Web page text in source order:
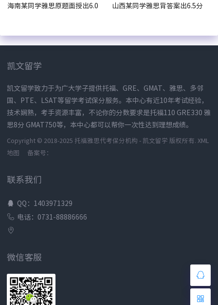
海南某同学雅思原题面授出6.0 山西某同学雅思背答案出6.5分
凯文留学
凯文留学致力于为广大学子提供托福、GRE、GMAT、雅思、多邻
国、PTE、LSAT等留学考试保分服务。本中心有近10年考试经验，
技术娴熟，考手资源丰富，不论你的分数要求是托福110 GRE330 雅
思8分 GMAT750等，本中心都可以帮你一次性达到理想成绩。
Copyright © 2018-2025 托福雅思代考保分机构 - 凯文留学 版权所有. XML
地图
备案号：
联系我们
QQ：1403971329
电话：0731-88886666
微信客服